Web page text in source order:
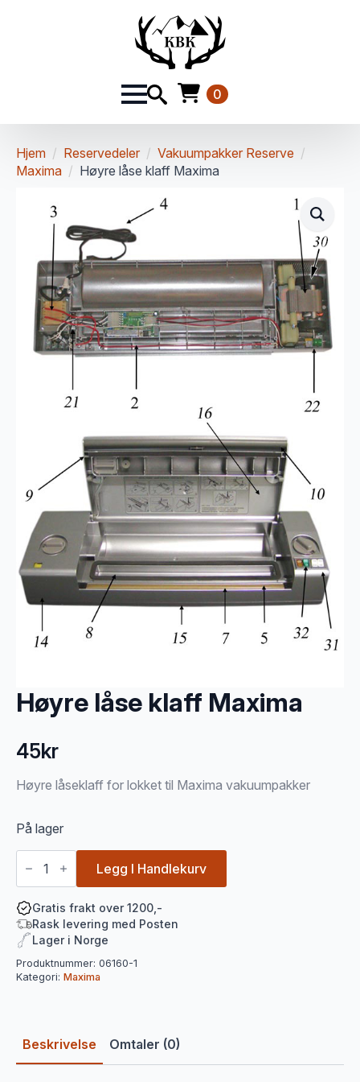
0
Hjem Reservedeler
Vakuumpakker Reserve
Maxima
Høyre låse klaff Maxima
Høyre låse klaff Maxima
45kr
Høyre låseklaff for lokket til Maxima vakuumpakker
På lager
Høyre
låse
antall
Legg I Handlekurv
Gratis frakt over 1200,-
Rask levering med Posten
Lager i Norge
Produktnummer: 06160-1
Kategori: Maxima
Beskrivelse Omtaler (0)